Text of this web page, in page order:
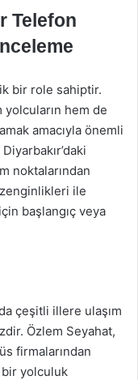
Telefon
bir role sahiptir.
hem de
amacıyla önemli
noktalarından
ile
başlangıç veya
çeşitli illere ulaşım
Özlem Seyahat,
firmalarından
yolculuk